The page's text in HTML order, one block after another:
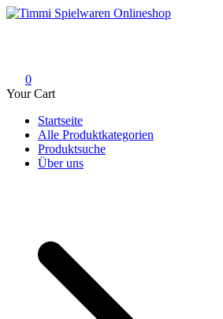
Skip
0
Your Cart
Startseite
Alle Produktkategorien
Produktsuche
Über uns